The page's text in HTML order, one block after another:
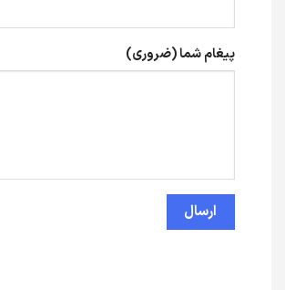
پیغام شما (ضروری)